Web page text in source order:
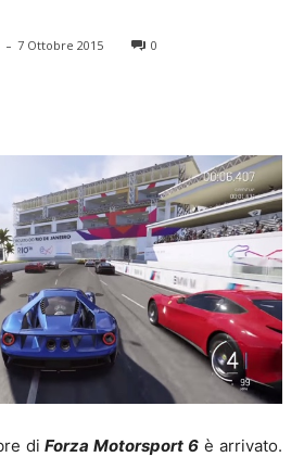
- 7 Ottobre 2015 0
diForza Motorsport 6 è arrivato.